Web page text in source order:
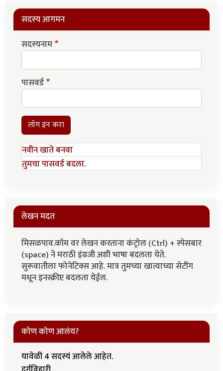
सदस्य आगमन
सदस्यनाम
पासवर्ड
लॉग इन करा
नवीन खाते बनवा
तुमचा पासवर्ड बदला.
लेखन मदत
मिसळपाव.कॉम वर लेखन करताना कंट्रोल (Ctrl) + स्पेसबार
(space) ने मराठी इंग्रजी अशी भाषा बदलता येते.
सुरूवातीला फोनेटिक्स आहे. मात्र तुमच्या खात्याच्या सेटींग
मधून इनस्क्रीप्ट बदलता येईल.
कोण कोण आलंय?
यावेळी 4 सदस्यं आलेले आहेत.